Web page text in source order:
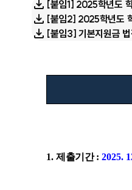
[붙임1] 2025학년도
[붙임2] 2025학년도
[붙임3] 기본지원금
1. 제출기간:2025.